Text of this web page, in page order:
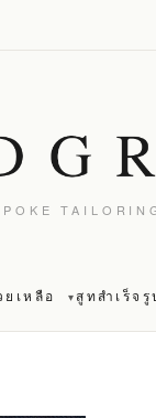
ยเหลือ ▾สูทสำเร็จ